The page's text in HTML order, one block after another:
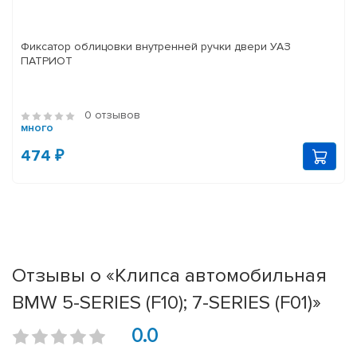
Фиксатор облицовки внутренней ручки двери УАЗ
ПАТРИОТ
0 отзывов
много
474 ₽
Отзывы о «Клипса автомобильная
BMW 5-SERIES (F10); 7-SERIES (F01)»
0.0